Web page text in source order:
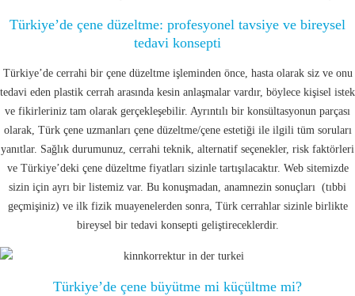
Türkiye’de çene düzeltme: profesyonel tavsiye ve bireysel
tedavi konsepti
Türkiye’de cerrahi bir çene düzeltme işleminden önce, hasta olarak siz ve onu
tedavi eden plastik cerrah arasında kesin anlaşmalar vardır, böylece kişisel istek
ve fikirleriniz tam olarak gerçekleşebilir. Ayrıntılı bir konsültasyonun parçası
olarak, Türk çene uzmanları çene düzeltme/çene estetiği ile ilgili tüm soruları
yanıtlar. Sağlık durumunuz, cerrahi teknik, alternatif seçenekler, risk faktörleri
ve Türkiye’deki çene düzeltme fiyatları sizinle tartışılacaktır. Web sitemizde
sizin için ayrı bir listemiz var. Bu konuşmadan, anamnezin sonuçları (tıbbi
geçmişiniz) ve ilk fizik muayenelerden sonra, Türk cerrahlar sizinle birlikte
bireysel bir tedavi konsepti geliştireceklerdir.
Türkiye’de çene büyütme mi küçültme mi?